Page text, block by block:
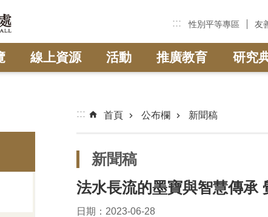
::: 性別平等專區 友
線上資源 活動 推廣教育 研究
::: 首頁 公布欄 新聞稿
新聞稿
法水長流的墨寶與智慧傳
日期：2023-06-28